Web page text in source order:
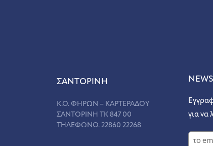
ΣANΤΟΡΙΝΗ
Κ.Ο. ΦΗΡΩΝ – ΚΑΡΤΕΡΑΔΟΥ
ΣΑΝΤΟΡΙΝΗ ΤΚ 847 00
ΤΗΛΕΦΩΝΟ. 22860 22268
για να